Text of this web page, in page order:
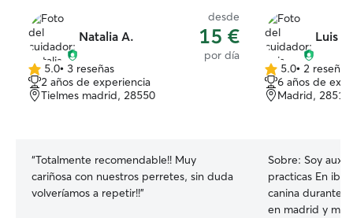
Natalia A.
desde
15 €
por día
5.0
de
5
5.0• 3 reseñas
2 años de experiencia
Tielmes madrid, 28550
“Totalmente recomendable!! Muy
cariñosa con nuestros perretes, sin duda
volveríamos a repetir!!”
Luis
5.0
de
5
5.0• 2 reseñas
6 años de
Madrid, 28511
Sobre: Soy
practicas En ibiza tuve una guarderia
canina durante
en madrid y me